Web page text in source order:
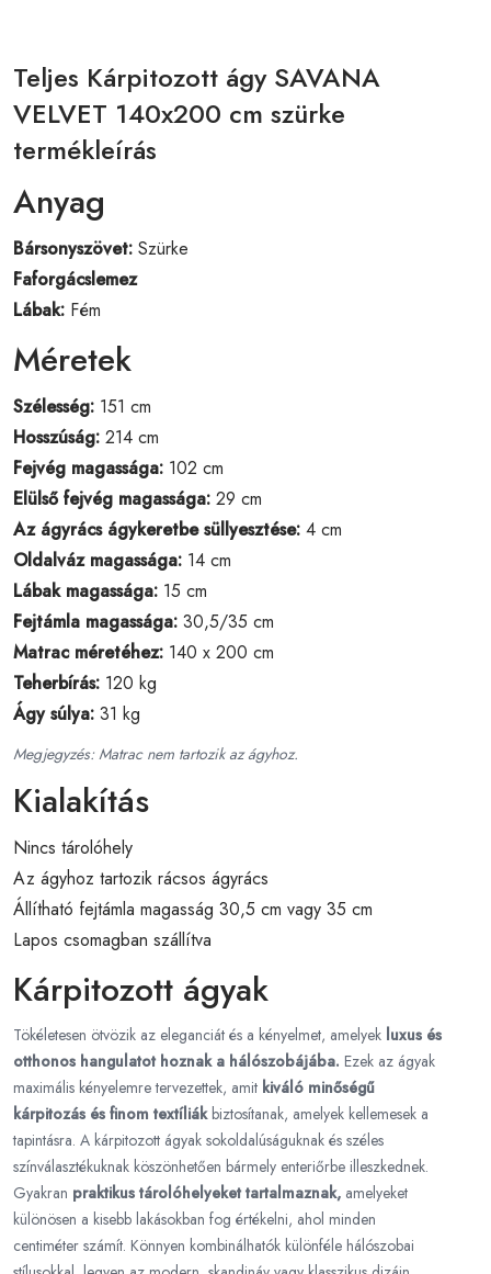
Teljes Kárpitozott ágy SAVANA
VELVET 140x200 cm szürke
termékleírás
Anyag
Bársonyszövet: Szürke
Faforgácslemez
Lábak: Fém
Méretek
Szélesség: 151 cm
Hosszúság: 214 cm
Fejvég magassága: 102 cm
Elülső fejvég magassága: 29 cm
Az ágyrács ágykeretbe süllyesztése: 4 cm
Oldalváz magassága: 14 cm
Lábak magassága: 15 cm
Fejtámla magassága: 30,5/35 cm
Matrac méretéhez: 140 x 200 cm
Teherbírás: 120 kg
Ágy súlya: 31 kg
Megjegyzés: Matrac nem tartozik az ágyhoz.
Kialakítás
Nincs tárolóhely
Az ágyhoz tartozik rácsos ágyrács
Állítható fejtámla magasság 30,5 cm vagy 35 cm
Lapos csomagban szállítva
Kárpitozott ágyak
Tökéletesen ötvözik az eleganciát és a kényelmet, amelyek luxus és
otthonos hangulatot hoznak a hálószobájába. Ezek az ágyak
maximális kényelemre tervezettek, amit kiváló minőségű
kárpitozás és finom textíliákbiztosítanak, amelyek kellemesek a
tapintásra. A kárpitozott ágyak sokoldalúságuknak és széles
színválasztékuknak köszönhetően bármely enteriőrbe illeszkednek.
Gyakran praktikus tárolóhelyeket tartalmaznak, amelyeket
különösen a kisebb lakásokban fog értékelni, ahol minden
centiméter számít. Könnyen kombinálhatók különféle hálószobai